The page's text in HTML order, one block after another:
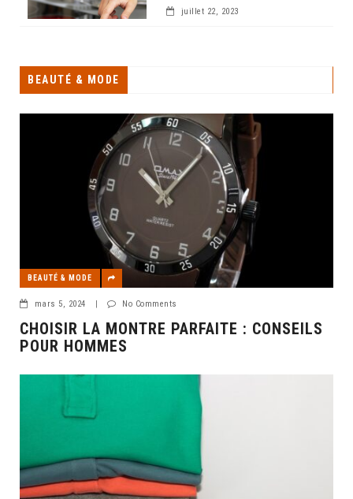
juillet 22, 2023
BEAUTÉ & MODE
BEAUTÉ & MODE
mars 5, 2024 | No Comments
CHOISIR LA MONTRE PARFAITE : CONSEILS
POUR HOMMES